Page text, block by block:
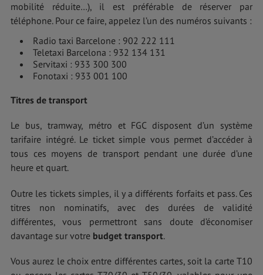
mobilité réduite…), il est préférable de réserver par
téléphone. Pour ce faire, appelez l’un des numéros suivants :
Radio taxi Barcelone : 902 222 111
Teletaxi Barcelona : 932 134 131
Servitaxi : 933 300 300
Fonotaxi : 933 001 100
Titres de transport
Le bus, tramway, métro et FGC disposent d’un système
tarifaire intégré. Le ticket simple vous permet d’accéder à
tous ces moyens de transport pendant une durée d’une
heure et quart.
Outre les tickets simples, il y a différents forfaits et pass. Ces
titres non nominatifs, avec des durées de validité
différentes, vous permettront sans doute d’économiser
davantage sur votre budget transport.
Vous aurez le choix entre différentes cartes, soit la carte T10